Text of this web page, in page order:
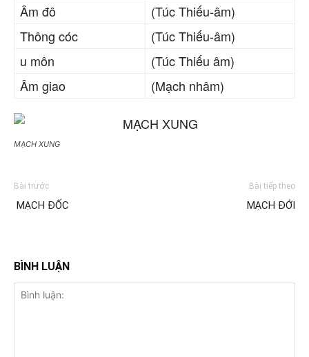
Âm đô
(Túc Thiếu-âm)
Thông cóc
(Túc Thiếu-âm)
u môn
(Túc Thiếu âm)
Âm giao
(Mạch nhâm)
MẠCH XUNG
Bài trước
MẠCH ĐỐC
Bài tiếp theo
MẠCH ĐỚI
BÌNH LUẬN